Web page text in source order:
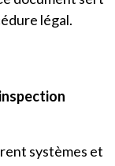
légal.
systèmes et